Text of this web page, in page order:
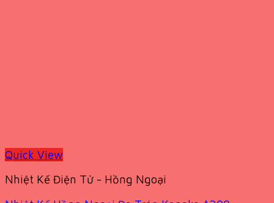
Quick View
Nhiệt Kế Điện Tử - Hồng Ngoại